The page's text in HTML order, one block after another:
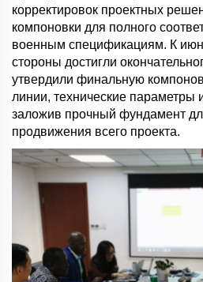
корректировок проектных
компоновки для полного
военным спецификациям. К
стороны достигли
утвердили финальную
линии, технические параметры
заложив прочный фундамент
продвижения всего проекта.